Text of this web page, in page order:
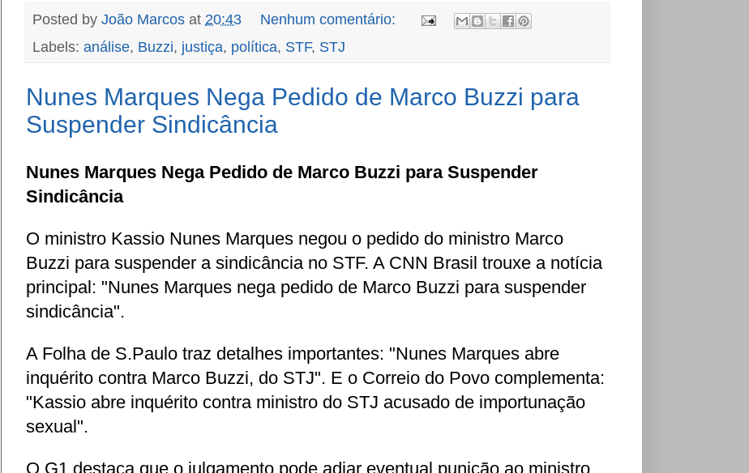
Posted by João Marcos at 20:43
Nenhum comentário:
Labels: análise, Buzzi, justiça, política, STF, STJ
Nunes Marques Nega Pedido de Marco Buzzi para
Suspender Sindicância
Nunes Marques Nega Pedido de Marco Buzzi para Suspender
Sindicância
O ministro Kassio Nunes Marques negou o pedido do ministro Marco
Buzzi para suspender a sindicância no STF. A CNN Brasil trouxe a notícia
principal: "Nunes Marques nega pedido de Marco Buzzi para suspender
sindicância".
A Folha de S.Paulo traz detalhes importantes: "Nunes Marques abre
inquérito contra Marco Buzzi, do STJ". E o Correio do Povo complementa:
"Kassio abre inquérito contra ministro do STJ acusado de importunação
sexual".
O G1 destaca que o julgamento pode adiar eventual punição ao ministro